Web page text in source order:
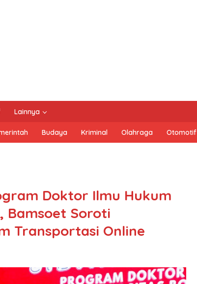
Lainnya
Budaya Kriminal Olahraga Otomotif
Doktor Ilmu Hukum
Bamsoet Soroti
Transportasi Online